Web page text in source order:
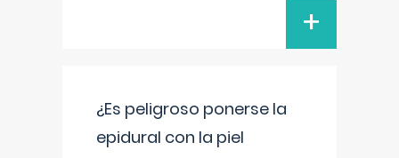
+
¿Es peligroso ponerse la
epidural con la piel